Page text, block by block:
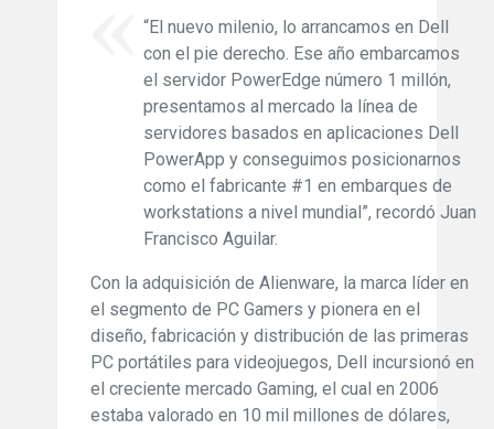
“El nuevo milenio, lo arrancamos en Dell
con el pie derecho. Ese año embarcamos
el servidor PowerEdge número 1 millón,
presentamos al mercado la línea de
servidores basados en aplicaciones Dell
PowerApp y conseguimos posicionarnos
como el fabricante #1 en embarques de
workstations a nivel mundial”, recordó Juan
Francisco Aguilar.
Con la adquisición de Alienware, la marca líder en
el segmento de PC Gamers y pionera en el
diseño, fabricación y distribución de las primeras
PC portátiles para videojuegos, Dell incursionó en
el creciente mercado Gaming, el cual en 2006
estaba valorado en 10 mil millones de dólares,